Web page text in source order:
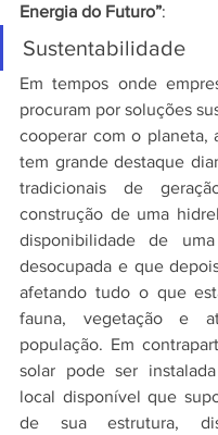
Energia do Futuro”:
Sustentabilidade
Em tempos onde
procuram por soluções
cooperar com o planeta,
tem grande destaque
tradicionais de
construção de uma
disponibilidade de
desocupada e que
afetando tudo o que
fauna, vegetação e
população. Em
solar pode ser
local disponível que
de sua estrutura,